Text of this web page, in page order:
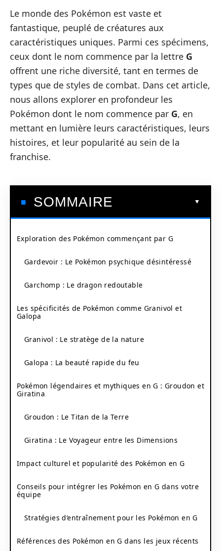
Le monde des Pokémon est vaste et
fantastique, peuplé de créatures aux
caractéristiques uniques. Parmi ces spécimens,
ceux dont le nom commence par la lettre G
offrent une riche diversité, tant en termes de
types que de styles de combat. Dans cet article,
nous allons explorer en profondeur les
Pokémon dont le nom commence par G, en
mettant en lumière leurs caractéristiques, leurs
histoires, et leur popularité au sein de la
franchise.
SOMMAIRE
Exploration des Pokémon commençant par G
Gardevoir : Le Pokémon psychique désintéressé
Garchomp : Le dragon redoutable
Les spécificités de Pokémon comme Granivol et
Galopa
Granivol : Le stratège de la nature
Galopa : La beauté rapide du feu
Pokémon légendaires et mythiques en G : Groudon et
Giratina
Groudon : Le Titan de la Terre
Giratina : Le Voyageur entre les Dimensions
Impact culturel et popularité des Pokémon en G
Conseils pour intégrer les Pokémon en G dans votre
équipe
Stratégies d’entraînement pour les Pokémon en G
Références des Pokémon en G dans les jeux récents